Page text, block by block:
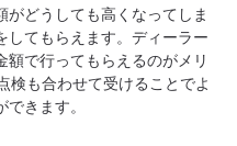
どうしても高くなってしま
してもらえます。ディーラー
で行ってもらえるのがメリ
検も合わせて受けることでよ
きます。